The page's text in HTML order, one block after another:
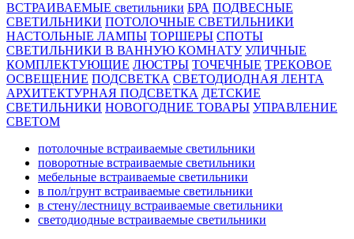
ВСТРАИВАЕМЫЕ светильники БРА ПОДВЕСНЫЕ
СВЕТИЛЬНИКИ ПОТОЛОЧНЫЕ СВЕТИЛЬНИКИ
НАСТОЛЬНЫЕ ЛАМПЫ ТОРШЕРЫ СПОТЫ
СВЕТИЛЬНИКИ В ВАННУЮ КОМНАТУ УЛИЧНЫЕ
КОМПЛЕКТУЮЩИЕ ЛЮСТРЫ ТОЧЕЧНЫЕ ТРЕКОВОЕ
ОСВЕЩЕНИЕ ПОДСВЕТКА СВЕТОДИОДНАЯ ЛЕНТА
АРХИТЕКТУРНАЯ ПОДСВЕТКА ДЕТСКИЕ
СВЕТИЛЬНИКИ НОВОГОДНИЕ ТОВАРЫ УПРАВЛЕНИЕ
СВЕТОМ
потолочные встраиваемые светильники
поворотные встраиваемые светильники
мебельные встраиваемые светильники
в пол/грунт встраиваемые светильники
в стену/лестницу встраиваемые светильники
светодиодные встраиваемые светильники